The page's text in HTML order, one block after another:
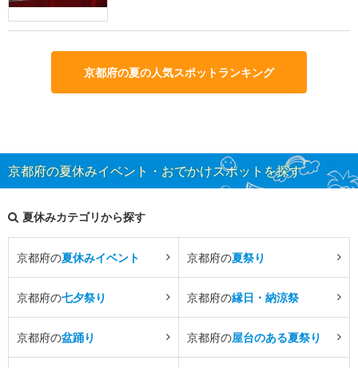
京都府の夏の人気スポットランキング
京都府の夏休みイベント・おでかけスポットを探す
夏休みカテゴリから探す
京都府の夏休みイベント 京都府の夏祭り
京都府の七夕祭り 京都府の縁日・納涼祭
京都府の盆踊り 京都府の屋台のある夏祭り